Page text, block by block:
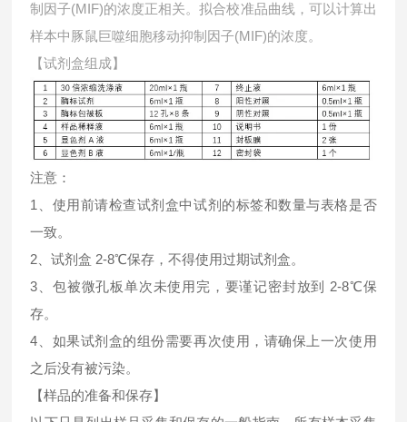
制因子(MIF)的浓度正相关。拟合校准品曲线，可以计算出
样本中 豚鼠巨噬细胞移动抑制因子(MIF)的浓度。
【试剂盒组成】
注意：
1、使用前请检查试剂盒中试剂的标签和数量与表格是否
一致。
2、试剂盒 2-8℃保存，不得使用过期试剂盒。
3、包被微孔板单次未使用完，要谨记密封放到 2-8℃保
存。
4、如果试剂盒的组份需要再次使用，请确保上一次使用
之后没有被污染。
【样品的准备和保存】